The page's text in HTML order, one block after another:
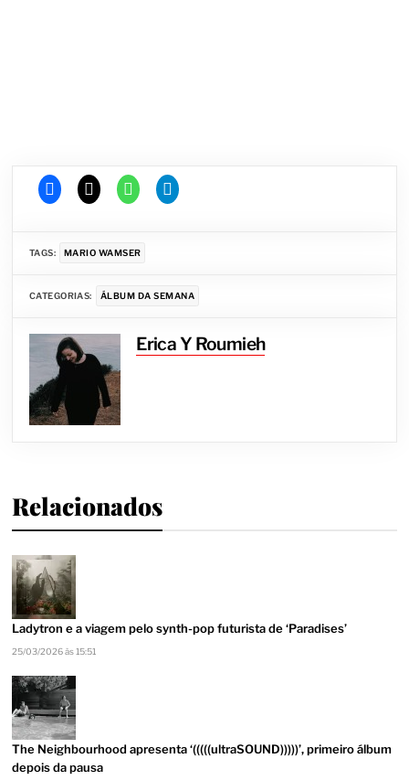
TAGS: MARIO WAMSER
CATEGORIAS: ÁLBUM DA SEMANA
Erica Y Roumieh
Relacionados
Ladytron e a viagem pelo synth-pop futurista de ‘Paradises’
25/03/2026 às 15:51
The Neighbourhood apresenta ‘(((((ultraSOUND)))))’, primeiro álbum
depois da pausa